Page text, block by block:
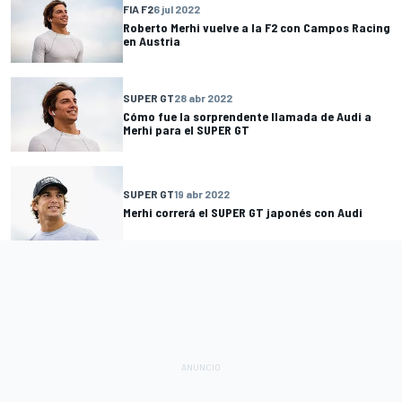
FIA F26 jul 2022
Roberto Merhi vuelve a la F2 con Campos Racing
en Austria
SUPER GT28 abr 2022
Cómo fue la sorprendente llamada de Audi a
Merhi para el SUPER GT
SUPER GT19 abr 2022
Merhi correrá el SUPER GT japonés con Audi